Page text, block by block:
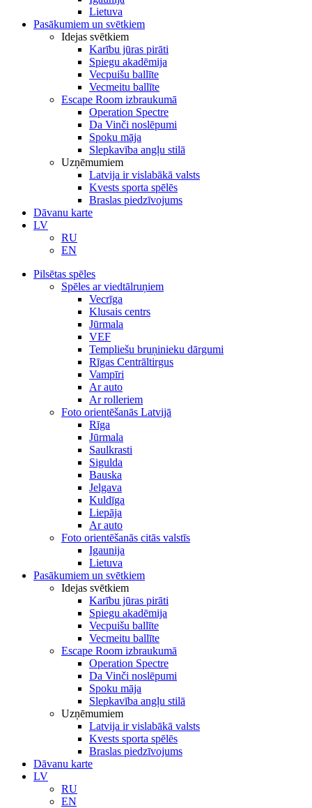
Lietuva
Pasākumiem un svētkiem
Idejas svētkiem
Karību jūras pirāti
Spiegu akadēmija
Vecpuišu ballīte
Vecmeitu ballīte
Escape Room izbraukumā
Operation Spectre
Da Vinči noslēpumi
Spoku māja
Slepkavība angļu stilā
Uzņēmumiem
Latvija ir vislabākā valsts
Kvests sporta spēlēs
Braslas piedzīvojums
Dāvanu karte
LV
RU
EN
Pilsētas spēles
Spēles ar viedtālruņiem
Vecrīga
Klusais centrs
Jūrmala
VEF
Templiešu bruņinieku dārgumi
Rīgas Centrāltirgus
Vampīri
Ar auto
Ar rolleriem
Foto orientēšanās Latvijā
Rīga
Jūrmala
Saulkrasti
Sigulda
Bauska
Jelgava
Kuldīga
Liepāja
Ar auto
Foto orientēšanās citās valstīs
Igaunija
Lietuva
Pasākumiem un svētkiem
Idejas svētkiem
Karību jūras pirāti
Spiegu akadēmija
Vecpuišu ballīte
Vecmeitu ballīte
Escape Room izbraukumā
Operation Spectre
Da Vinči noslēpumi
Spoku māja
Slepkavība angļu stilā
Uzņēmumiem
Latvija ir vislabākā valsts
Kvests sporta spēlēs
Braslas piedzīvojums
Dāvanu karte
LV
RU
EN